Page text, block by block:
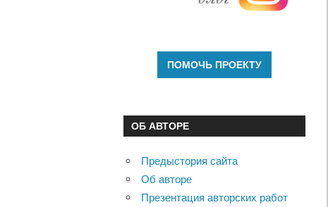
ОБ АВТОРЕ
Предыстория сайта
Об авторе
Презентация авторских работ